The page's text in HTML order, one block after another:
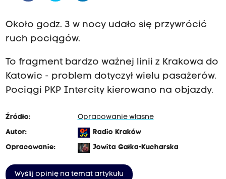
Około godz. 3 w nocy udało się przywrócić
ruch pociągów.
To fragment bardzo ważnej linii z Krakowa do
Katowic - problem dotyczył wielu pasażerów.
Pociągi PKP Intercity kierowano na objazdy.
Źródło:
Opracowanie własne
Autor:
Radio Kraków
Opracowanie:
Jowita Gałka-Kucharska
Wyślij opinię na temat artykułu